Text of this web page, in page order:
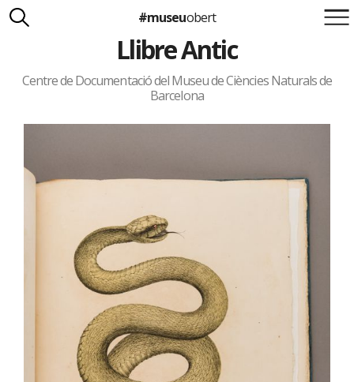
Suma't a la iniciativa
Francesca Barcellona
#museuobert
Llibre Antic
Centre de Documentació del Museu de Ciències Naturals de
Barcelona